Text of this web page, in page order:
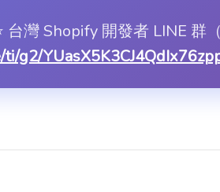
台灣 Shopify 開發者 LINE 群
g2/